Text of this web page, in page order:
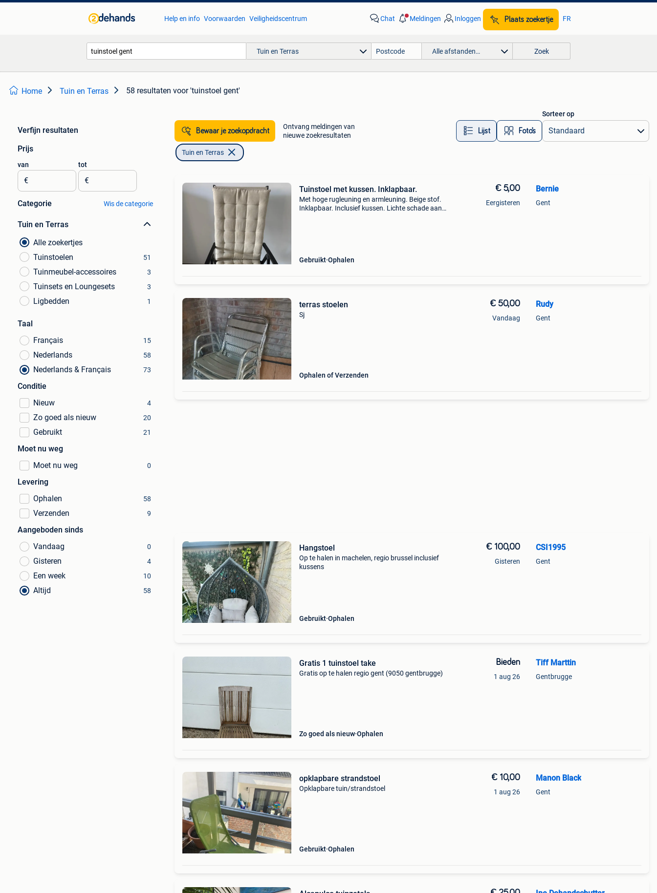
Help en info Voorwaarden Veiligheidscentrum Chat Meldingen Inloggen Plaats zoekertje FR
Tuin en Terras Alle afstanden… Zoek
Home Tuin en Terras 58 resultaten voor 'tuinstoel gent'
Verfijn resultaten
Prijs
van
€
tot
€
Categorie Wis de categorie
Tuin en Terras
Alle zoekertjes
Tuinstoelen
51
Tuinmeubel-accessoires 3
Tuinsets en Loungesets 3
Ligbedden 1
Taal
Français
15
Nederlands 58
Nederlands & Français 73
Conditie
Nieuw
4
Zo goed als nieuw 20
Gebruikt 21
Moet nu weg
Moet nu weg
0
Levering
Ophalen
58
Verzenden 9
Aangeboden sinds
Vandaag
0
Gisteren 4
Een week 10
Altijd 58
Bewaar je zoekopdracht
Ontvang meldingen van
nieuwe zoekresultaten
Lijst Foto’s
Sorteer op
Tuin en Terras
Tuinstoel met kussen. Inklapbaar.
Met hoge rugleuning en armleuning. Beige stof.
Inklapbaar. Inclusief kussen. Lichte schade aan
Gebruikt Ophalen
€ 5,00
Eergisteren
Bernie
Gent
terras stoelen
Sj
Ophalen of Verzenden
€ 50,00
Vandaag
Rudy
Gent
Hangstoel
Op te halen in machelen, regio brussel inclusief
kussens
Gebruikt Ophalen
€ 100,00
Gisteren
CSI1995
Gent
Gratis 1 tuinstoel take
Gratis op te halen regio gent (9050 gentbrugge)
Zo goed als nieuw Ophalen
Bieden
1 aug 26
Tiff Marttin
Gentbrugge
opklapbare strandstoel
Opklapbare tuin/strandstoel
Gebruikt Ophalen
€ 10,00
1 aug 26
Manon Black
Gent